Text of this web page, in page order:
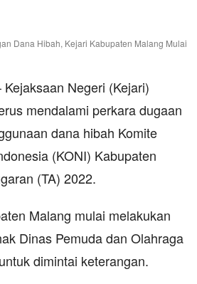
Negeri (Kejari)
mendalami perkara dugaan
dana hibah Komite
(KONI) Kabupaten
(TA) 2022.
Malang mulai melakukan
Dinas Pemuda dan Olahraga
dimintai keterangan.